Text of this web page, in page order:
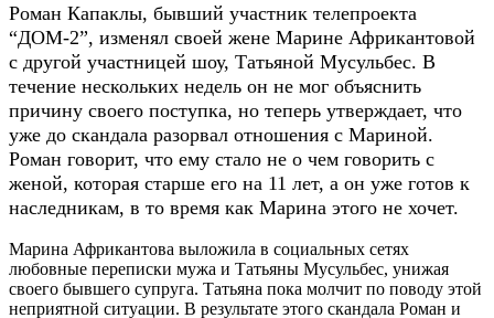
Роман Капаклы, бывший участник телепроекта
“ДОМ-2”, изменял своей жене Марине Африкантовой
с другой участницей шоу, Татьяной Мусульбес. В
течение нескольких недель он не мог объяснить
причину своего поступка, но теперь утверждает, что
уже до скандала разорвал отношения с Мариной.
Роман говорит, что ему стало не о чем говорить с
женой, которая старше его на 11 лет, а он уже готов к
наследникам, в то время как Марина этого не хочет.
Марина Африкантова выложила в социальных сетях
любовные переписки мужа и Татьяны Мусульбес, унижая
своего бывшего супруга. Татьяна пока молчит по поводу этой
неприятной ситуации. В результате этого скандала Роман и